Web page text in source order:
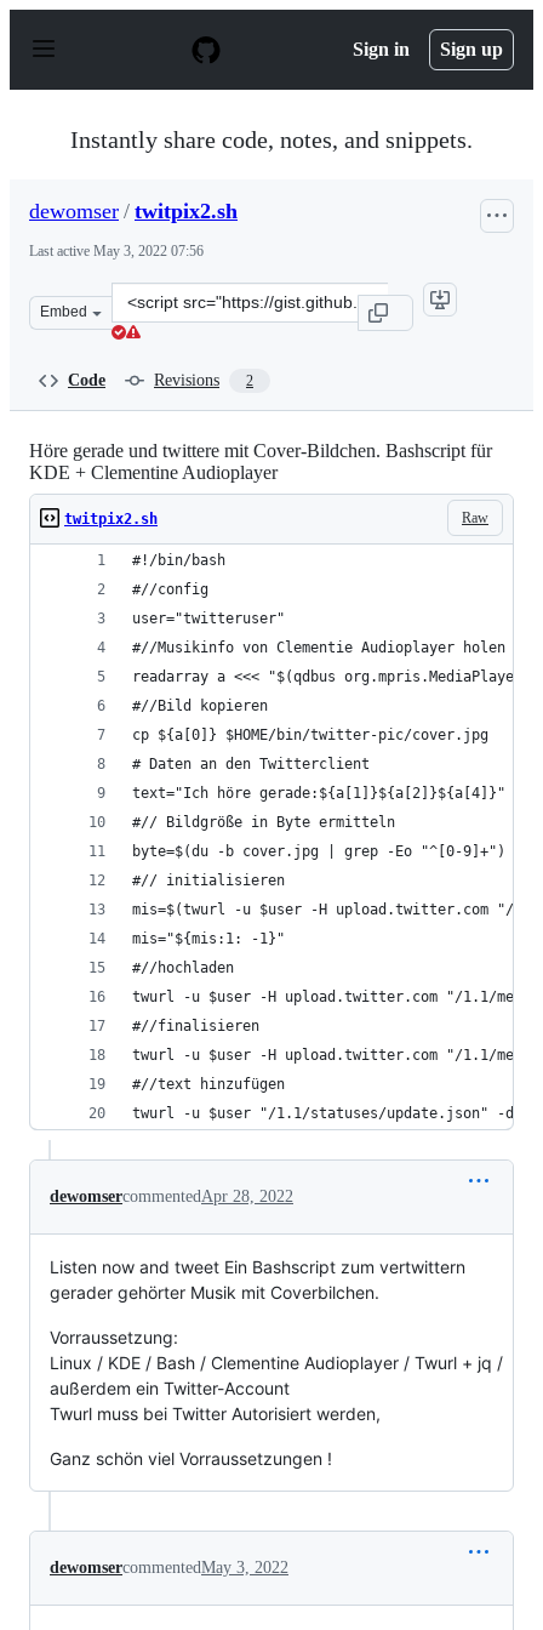
p
Sign in Sign up
Instantly share code, notes, and snippets.
dewomser / twitpix2.sh
Last active May 3, 2022 07:56
Embed
Clone
this
Code Revisions 2
Höre gerade und twittere mit Cover-Bildchen. Bashscript für
KDE + Clementine Audioplayer
Raw
twitpix2.sh
#!/bin/bash
#//config
user="twitteruser"
#//Musikinfo von Clementie Audioplayer holen
readarray a <<< "$(qdbus
#//Bild kopieren
cp ${a[0]} $HOME/bin/twitter-pic/cover.jpg
# Daten an den Twitterclient
text="Ich höre gerade:${a[1]}${a[2]}${a[4]}"
#// Bildgröße in Byte ermitteln
byte=$(du -b cover.jpg | grep -Eo "^[0-9]+")
#// initialisieren
mis=$(twurl -u $user -H upload.twitter.com "/1.1/
mis="${mis:1: -1}"
#//hochladen
twurl -u $user -H upload.twitter.com "/1.1/
#//finalisieren
twurl -u $user -H upload.twitter.com "/1.1/media/
#//text hinzufügen
twurl -u $user "/1.1/statuses/update.json" -d
dewomsercommentedApr 28, 2022
Listen now and tweet Ein Bashscript zum vertwittern
gerader gehörter Musik mit Coverbilchen.
Vorraussetzung:
Linux / KDE / Bash / Clementine Audioplayer / Twurl + jq /
außerdem ein Twitter-Account
Twurl muss bei Twitter Autorisiert werden,
Ganz schön viel Vorraussetzungen !
dewomsercommentedMay 3, 2022